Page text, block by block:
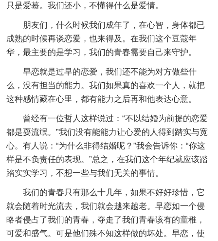
只是爱慕。我们还小，不懂得什么是爱情。
朋友们，什么时候我们成年了，在心智，身体都已
成熟的时候再谈恋爱，也来得及。在我们这个豆蔻年
华，最主要的是学习，我们的青春需要自己来守护。
早恋就是过早的恋爱，我们还不能为对方做些什
么，没有担当的能力。我们如果真的喜欢一个人，就把
这种感情藏在心里，都有能力之后再和他表达心意。
曾经有一位哲人这样说过：“不以结婚为前提的恋爱
都是耍流氓。”我们没有能能力让心爱的人得到踏实与宽
心。有人说：“为什么非得结婚呢？”我会告诉你：“你这
样是不负责任的表现。”总之，在我们这个年纪就应该踏
踏实实学习，不想一些与我们无关的事情。
我们的青春只有那么十几年，如果不好好珍惜，它
就会随着时光流去，我们就会越来越老。早恋如一个侵
略者侵占了我们的青春，夺走了我们青春该有的童稚，
可爱和盛气。可是他们殊不知这样做的坏处。早恋，使